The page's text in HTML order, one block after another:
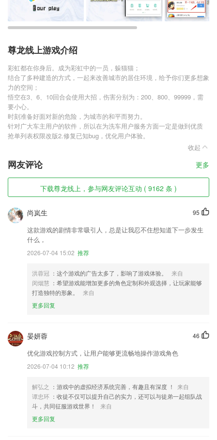
尊龙线上游戏介绍
彩虹都在你身后。成为彩虹中的一员，躲猫猫；
结合了多种建造的方式，一起来改善城市的居住环境，给予你们更多想象
力的空间；
悟空在3、6、10回合会使用大招，伤害分别为：200、800、99999，需
要小心。
时刻准备好面对新的危险，为城市的和平而努力。
针对广大车主用户的软件，所以在为洗车用户服务方面一定是做到优质
抢单列表权限改版2.修复已知bug，优化用户体验。
收起
网友评论 更多
下载尊龙线上，参与网友评论互动 ( 9162 条 )
95
尚岚生
这款游戏的剧情非常吸引人，总是让我忍不住想知道下一步发生
什么，
2026-07-04 15:02 推荐
洪蓉冠 ：这个游戏的广告太多了，影响了游戏体验。
来自
闵烟慧 ：希望游戏能增加更多的角色定制和外观选择，让玩家能够
打造独特的形象。
来自
更多回复
46
晏妍蓉
优化游戏控制方式，让用户能够更流畅地操作游戏角色
2026-07-04 10:12 推荐
解弘之 ：游戏中的虚拟经济系统完善，有趣且有深度 ！
来自
谭忠环 ：收徒不仅可以提升自己的实力，还可以与徒弟一起组队战
斗，共同征服游戏世界！
来自
更多回复